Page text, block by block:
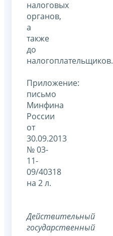
налоговых
органов,
а
также
до
налогоплательщиков.
Приложение:
письмо
Минфина
России
от
30.09.2013
№ 03-
11-
09/40318
на 2 л.
Действительный
государственный